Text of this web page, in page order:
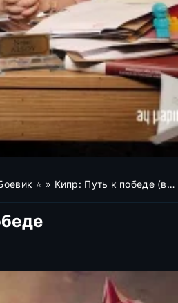
⭐ » Кипр: Путь к победе (все серии)